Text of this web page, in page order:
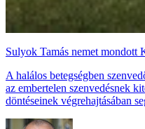
Sulyok Tamás nemet mondott
A halálos betegségben
az embertelen szenvedésnek
döntéseinek végrehajtásában